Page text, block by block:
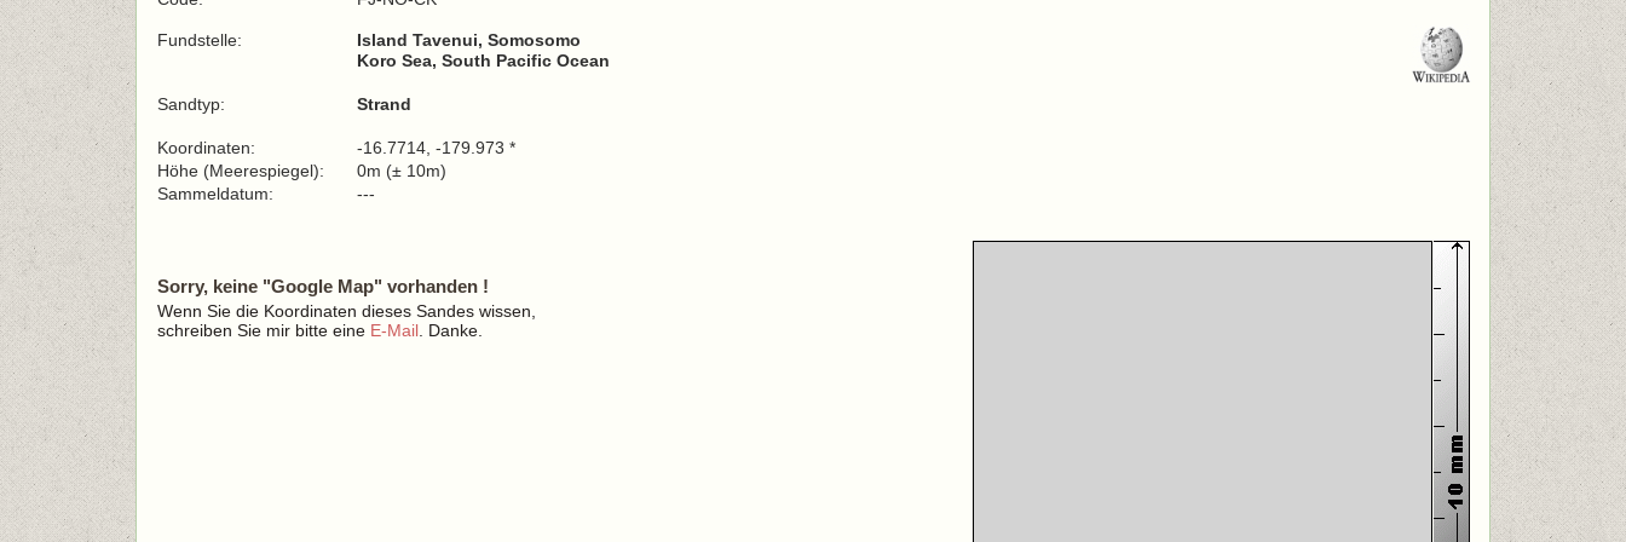
Fundstelle:
Island Tavenui, Somosomo
Koro Sea, South Pacific Ocean
Sandtyp: Strand
Koordinaten:
-16.7714, -179.973 *
Höhe (Meerespiegel):
0m (± 10m)
Sammeldatum:
---
Sorry, keine "Google Map" vorhanden !
Wenn Sie die Koordinaten dieses Sandes wissen,
schreiben Sie mir bitte eine E-Mail . Danke.